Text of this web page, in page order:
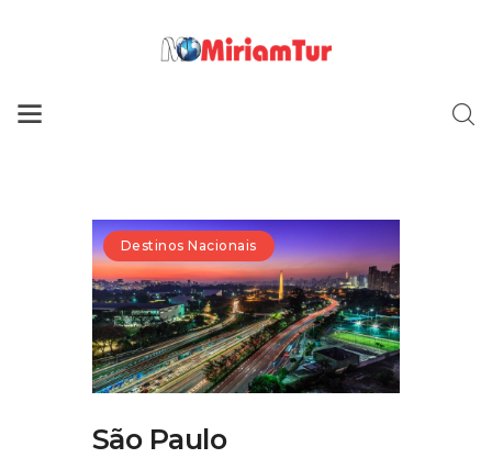
Tour Mundo
Dicas Nacionais
Dicas Internacionais
Contato
Destinos Nacionais
São Paulo